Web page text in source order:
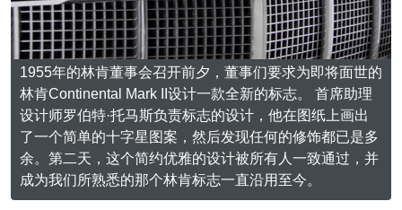
1955年的林肯董事会召开前夕，董事们要求为即将面世的
林肯Continental Mark II设计一款全新的标志。 首席助理
设计师罗伯特·托马斯负责标志的设计，他在图纸上画出
了一个简单的十字星图案，然后发现任何的修饰都已是多
余。第二天，这个简约优雅的设计被所有人一致通过，并
成为我们所熟悉的那个林肯标志一直沿用至今。